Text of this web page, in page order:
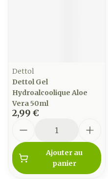
Dettol
Dettol Gel
Hydroalcoolique Aloe
Vera 50ml
2,99 €
Ajouter au
panier